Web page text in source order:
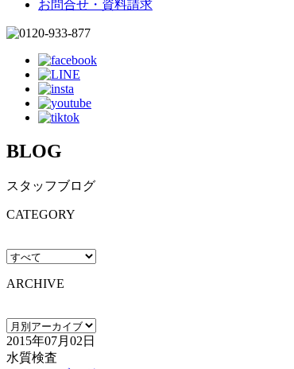
お問合せ・資料請求
BLOG
スタッフブログ
CATEGORY
ARCHIVE
2015年07月02日
水質検査